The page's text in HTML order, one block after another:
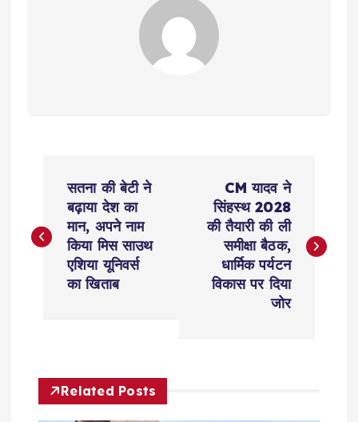
s
a
v
सतना की बेटी ने
बढ़ाया देश का
मान, अपने नाम
किया मिस साउथ
एशिया यूनिवर्स
का खिताब
CM यादव ने
सिंहस्थ 2028
की तैयारी की ली
समीक्षा बैठक,
धार्मिक पर्यटन
विकास पर दिया
जोर
Related Posts